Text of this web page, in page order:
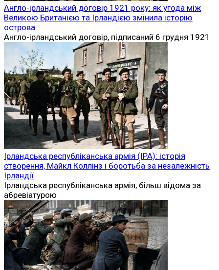
Англо-ірландський договір 1921 року: як угода між
Великою Британією та Ірландією змінила історію
острова
Англо-ірландський договір, підписаний 6 грудня 1921
Ірландська республіканська армія (ІРА): історія
створення, Майкл Коллінз і боротьба за незалежність
Ірландії
Ірландська республіканська армія, більш відома за
абревіатурою